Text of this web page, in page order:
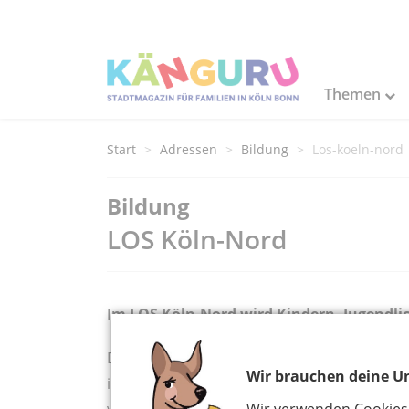
Wir brauchen deine
Themen
Start Adressen Bildung Los-koeln-nord
Bildung
LOS Köln-Nord
Im LOS Köln-Nord wird Kindern,
Das LOS bietet eine kostenlose und
individuellen Weg der Förderung für